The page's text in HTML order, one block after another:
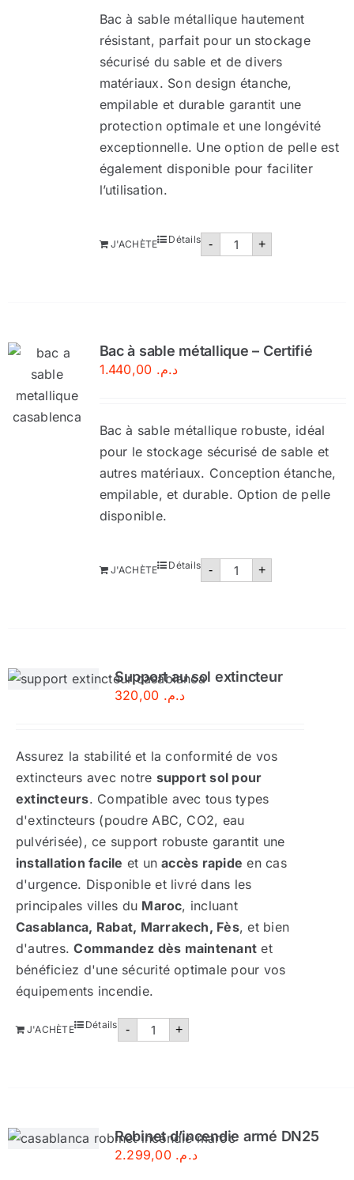
était :
د.م. 1.440,00.
est :
Bac à sable métallique hautement
résistant, parfait pour un stockage
sécurisé du sable et de divers
matériaux. Son design étanche,
empilable et durable garantit une
protection optimale et une longévité
exceptionnelle. Une option de pelle est
également disponible pour faciliter
l’utilisation.
- quantité
+
J'ACHÈTE Détails
Bac à sable métallique – Certifié
د.م.
Bac à sable métallique robuste, idéal
pour le stockage sécurisé de sable et
autres matériaux. Conception étanche,
empilable, et durable. Option de pelle
disponible.
- quantité
+
J'ACHÈTE Détails
Support au sol extincteur
د.م.
Assurez la stabilité et la conformité de vos
extincteurs avec notre support sol pour
extincteurs. Compatible avec tous types
d'extincteurs (poudre ABC, CO2, eau
pulvérisée), ce support robuste garantit une
installation facile et unaccès rapide en cas
d'urgence. Disponible et livré dans les
principales villes du Maroc, incluant
Casablanca, Rabat, Marrakech, Fès, et bien
d'autres.Commandez dès maintenant et
bénéficiez d'une sécurité optimale pour vos
équipements incendie.
- quantité
+
J'ACHÈTE Détails
Robinet d’incendie armé DN25
د.م. 2.299,00